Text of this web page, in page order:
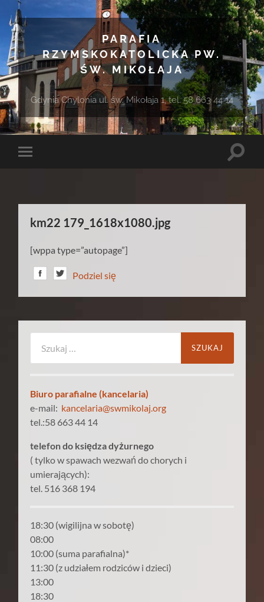
PARAFIA
RZYMSKOKATOLICKA PW.
ŚW. MIKOŁAJA
Gdynia Chylonia ul. św. Mikołaja 1, tel. 58 663 44 14
Toggle
Toggle
km22 179_1618x1080.jpg
[wppa type=”autopage”]
Podziel się
Biuro parafialne (kancelaria)
e-mail: kancelaria@swmikolaj.org
tel.:58 663 44 14
telefon do księdza dyżurnego
( tylko w spawach wezwań do chorych i
umierających):
tel. 516 368 194
18:30 (wigilijna w sobotę)
08:00
10:00 (suma parafialna)*
11:30 (z udziałem rodziców i dzieci)
13:00
18:30